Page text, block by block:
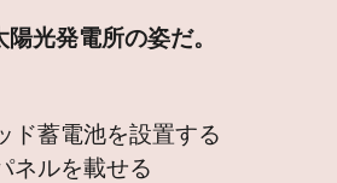
光発電所の姿だ。
ッド蓄電池を設置する
ネルを載せる